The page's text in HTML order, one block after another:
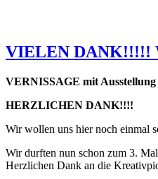
VIELEN DANK!!!!!
VERNISSAGE mit
HERZLICHEN DANK!!!!
Wir wollen uns hier noch einmal
Wir durften nun schon zum 3.
Herzlichen Dank an die